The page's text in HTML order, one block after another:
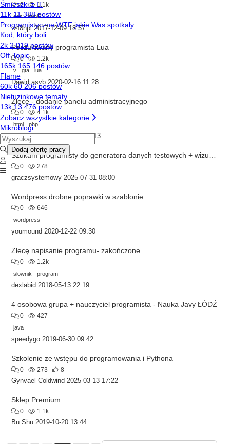
0
1.1k
css
html5
w48hpl 2017-12-09 18:57
Poszukiwany programista Lua
0
1.2k
v
gta lua
Dawid asvb 2020-02-16 11:28
Zlecę - dodanie panelu administracyjnego
0
4.1k
html
php
michumichu 2020-03-06 01:13
0 278
graczsystemowy 2025-07-31 08:00
Wordpress drobne poprawki w szablonie
0
646
wordpress
youmound 2020-12-22 09:30
Zlecę napisanie programu- zakończone
0
1.2k
słownik
program
dexlabid 2018-05-13 22:19
4 osobowa grupa + nauczyciel programista - Nauka Javy ŁÓDŹ
0
427
java
speedygo 2019-06-30 09:42
Szkolenie ze wstępu do programowania i Pythona
0 273 8
Gynvael Coldwind 2025-03-13 17:22
Sklep Premium
0 1.1k
Bu Shu 2019-10-20 13:44